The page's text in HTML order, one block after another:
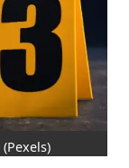
(Pexels)